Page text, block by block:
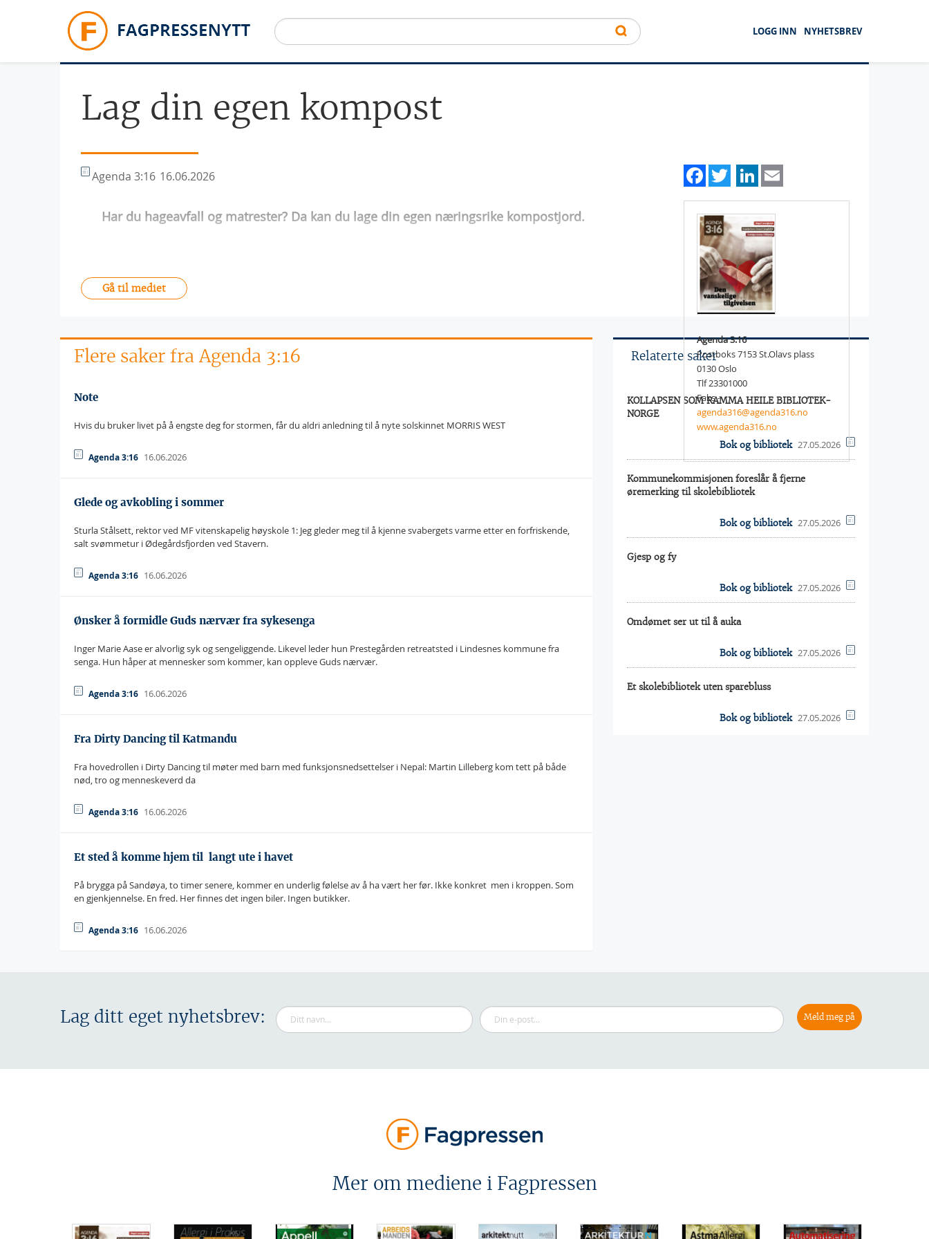
LOGG INN
NYHETSBREV
Lag din egen kompost
Agenda 3:16 16.06.2026
Har du hageavfall og matrester? Da kan du lage din egen næringsrike kompostjord.
Gå til mediet
Facebook
TwitterLinkedIn
Agenda 3:16
Postboks 7153 St.Olavs plass
0130 Oslo
Tlf 23301000
Faks -
agenda316@agenda316.no
www.agenda316.no
Flere saker fra Agenda 3:16
Note
Hvis du bruker livet på å engste deg for stormen, får du aldri anledning til å nyte solskinnet MORRIS WEST
Agenda 3:16 16.06.2026
Glede og avkobling i sommer
Sturla Stålsett, rektor ved MF vitenskapelig høyskole 1: Jeg gleder meg til å kjenne svabergets varme etter en forfriskende,
salt svømmetur i Ødegårdsfjorden ved Stavern.
Agenda 3:16 16.06.2026
Ønsker å formidle Guds nærvær fra sykesenga
Inger Marie Aase er alvorlig syk og sengeliggende. Likevel leder hun Prestegården retreatsted i Lindesnes kommune fra
senga. Hun håper at mennesker som kommer, kan oppleve Guds nærvær.
Agenda 3:16 16.06.2026
Fra Dirty Dancing til Katmandu
Fra hovedrollen i Dirty Dancing til møter med barn med funksjonsnedsettelser i Nepal: Martin Lilleberg kom tett på både
nød, tro og menneskeverd da
Agenda 3:16 16.06.2026
Et sted å komme hjem til  langt ute i havet
På brygga på Sandøya, to timer senere, kommer en underlig følelse av å ha vært her før. Ikke konkret  men i kroppen. Som
en gjenkjennelse. En fred. Her finnes det ingen biler. Ingen butikker.
Agenda 3:16 16.06.2026
Relaterte saker
KOLLAPSEN SOM RAMMA HEILE BIBLIOTEK-
NORGE
Bok og bibliotek 27.05.2026
Kommunekommisjonen foreslår å fjerne
øremerking til skolebibliotek
Bok og bibliotek 27.05.2026
Gjesp og fy
Bok og bibliotek 27.05.2026
Omdømet ser ut til å auka
Bok og bibliotek 27.05.2026
Et skolebibliotek uten sparebluss
Bok og bibliotek 27.05.2026
Lag ditt eget nyhetsbrev:
Mer om mediene i Fagpressen